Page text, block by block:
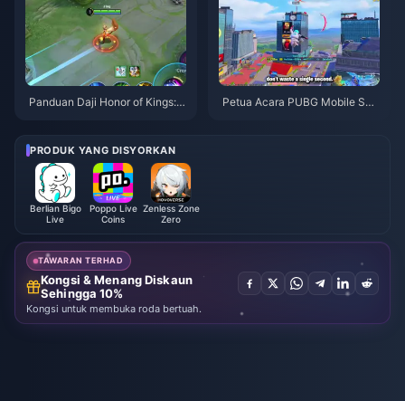
Panduan Daji Honor of Kings: 1
Petua Acara PUBG Mobile Spi
PRODUK YANG DISYORKAN
Berlian Bigo
Live
Poppo Live
Coins
Zenless Zone
Zero
TAWARAN TERHAD
Kongsi & Menang Diskaun
Sehingga 10%
Kongsi untuk membuka roda bertuah.